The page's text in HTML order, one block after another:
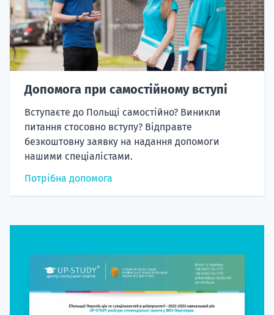
Допомога при самостійному вступі
Вступаєте до Польщі самостійно? Виникли
питання стосовно вступу? Відправте
безкоштовну заявку на надання допомоги
нашими спеціалістами.
Потрібна допомога